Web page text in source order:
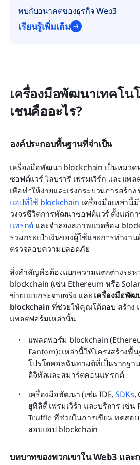
พบกับอนาคตของธุรกิจ Web3
เรียนรู้เพิ่มเติม
เครื่องมือพัฒนาเทคโน
เชนคืออะไร?
องค์ประกอบพื้นฐานที่จำเป็น
เครื่องมือพัฒนา blockchain เป็นหมวด
ซอฟต์แวร์ ไลบรารี เฟรมเวิร์ก และแพ
แอปที่ใช้ blockchain เครื่องมือเหล่า
วงจรชีวิตการพัฒนาซอฟต์แวร์ ตั้งแต่กา
แทรกต์ และจำลองสภาพแวดล้อม
รวมกระเป๋าเงินของผู้ใช้และการทำงา
ตรวจสอบความปลอดภัย
สิ่งสำคัญคือต้องแยกความแตกต่างระห
blockchain (เช่น Ethereum หรือ
ข่ายแบบกระจายจริง และ เครื่องมือพัฒ
blockchain ที่ช่วยให้คุณโต้ตอบ สร้าง
แพลตฟอร์มเหล่านั้น
แพลตฟอร์ม blockchain
Fantom): เหล่านี้ให้โครงสร้างพื้
โปรโตคอลฉันทามติที่เป็นรากฐา
ดิจิทัลและสมาร์ตคอนแทรกต์
เครื่องมือพัฒนา (เช่น IDE, SDKs,
ยูทิลิตี้ เฟรมเวิร์ก และบริการ เช่น
Truffle ที่ช่วยในการเขียน ทดสอ
สอบแอป blockchain
บทบาทของพวกเขาใน Web3 และ